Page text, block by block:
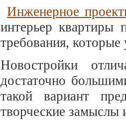
Инженерное
интерьер квартиры
требования, которые
Новостройки
достаточно
такой вариант
творческие замыслы